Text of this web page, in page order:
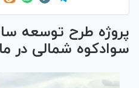
پروژه طرح توسعه
سوادکوه شمالی در